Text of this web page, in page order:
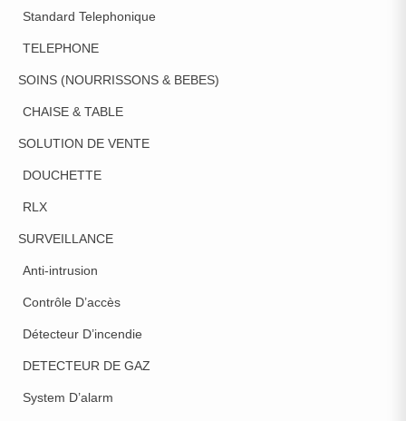
Standard Telephonique
TELEPHONE
SOINS (NOURRISSONS & BEBES)
CHAISE & TABLE
SOLUTION DE VENTE
DOUCHETTE
RLX
SURVEILLANCE
Anti-intrusion
Contrôle D’accès
Détecteur D’incendie
DETECTEUR DE GAZ
System D’alarm